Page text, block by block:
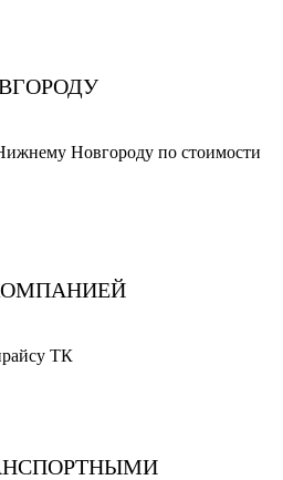
Новгороду по стоимости
ТК